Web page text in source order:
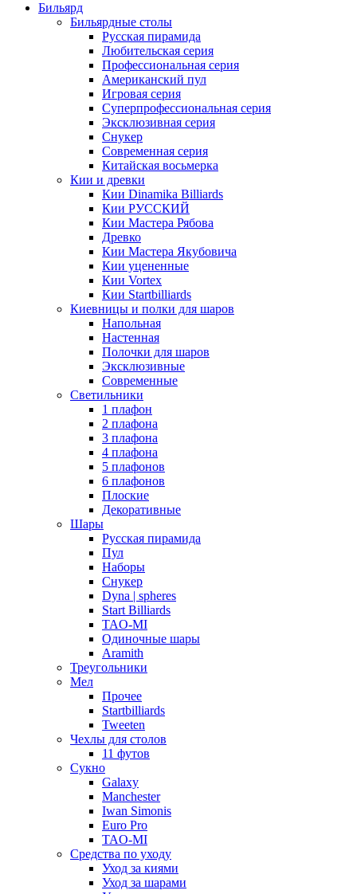
Бильярд
Бильярдные столы
Русская пирамида
Любительская серия
Профессиональная серия
Американский пул
Игровая серия
Суперпрофессиональная серия
Эксклюзивная серия
Снукер
Современная серия
Китайская восьмерка
Кии и древки
Кии Dinamika Billiards
Кии РУССКИЙ
Кии Мастера Рябова
Древко
Кии Мастера Якубовича
Кии уцененные
Кии Vortex
Кии Startbilliards
Киевницы и полки для шаров
Напольная
Настенная
Полочки для шаров
Эксклюзивные
Современные
Светильники
1 плафон
2 плафона
3 плафона
4 плафона
5 плафонов
6 плафонов
Плоские
Декоративные
Шары
Русская пирамида
Пул
Наборы
Снукер
Dyna | spheres
Start Billiards
TAO-MI
Одиночные шары
Aramith
Треугольники
Мел
Прочее
Startbilliards
Tweeten
Чехлы для столов
11 футов
Сукно
Galaxy
Manchester
Iwan Simonis
Euro Pro
TAO-MI
Средства по уходу
Уход за киями
Уход за шарами